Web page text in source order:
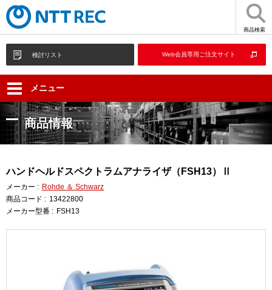
商品検索
検討リスト Web会員専用ご注文サイト
メニュー
商品情報
ハンドヘルドスペクトラムアナライザ（FSH13）Ⅱ
メーカー : Rohde ＆ Schwarz
商品コード : 13422800
メーカー型番 : FSH13